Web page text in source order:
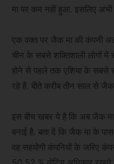
मा पर कम नहीं हुआ. इसलिए
एक वक्त पर जैक मा की कंपनी
चीन के सबसे शक्तिशाली लोगों में
होने से पहले तक एशिया के सबसे
रहे हैं. बीते करीब तीन साल से जैक
इस बीच खबर ये है कि अब जैक
बनाई है. बता दें कि जैक मा के
वह सहयोगी कंपनियों के जरिए